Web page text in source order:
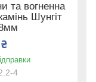
та вогненна
Шунгіт
4